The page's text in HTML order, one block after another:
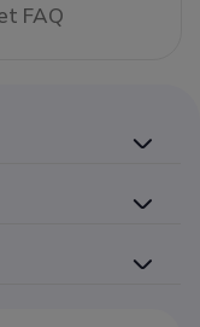
FAQ